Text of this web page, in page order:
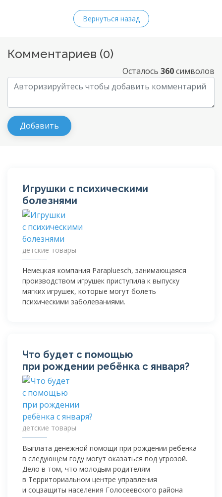
Вернуться назад
Комментариев (0)
Осталось 360символов
Игрушки с психическими
болезнями
детские товары
Немецкая компания Parapluesch, занимающаяся
производством игрушек приступила к выпуску
мягких игрушек, которые могут болеть
психическими заболеваниями.
Что будет с помощью
при рождении ребёнка с января?
детские товары
Выплата денежной помощи при рождении ребенка
в следующем году могут оказаться под угрозой.
Дело в том, что молодым родителям
в Территориальном центре управления
и соцзащиты населения Голосеевского района